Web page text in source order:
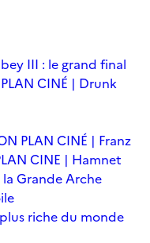
III : le grand final
CINÉ | Drunk
PLAN CINÉ | Franz
CINE | Hamnet
Grande Arche
riche du monde